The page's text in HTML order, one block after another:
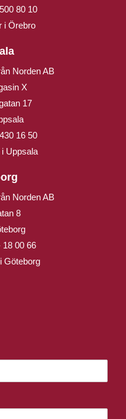
80 10
i Örebro
Norden AB
X
17
16 50
Uppsala
Norden AB
8
18 00 66
Göteborg